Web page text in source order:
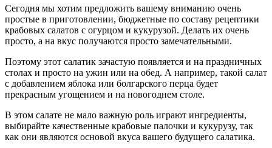
Сегодня мы хотим предложить вашему вниманию очень
простые в приготовлении, бюджетные по составу рецептики
крабовых салатов с огурцом и кукурузой. Делать их очень
просто, а на вкус получаются просто замечательными.
Поэтому этот салатик зачастую появляется и на праздничных
столах и просто на ужин или на обед. А например, такой салат
с добавлением яблока или болгарского перца будет
прекрасным угощением и на новогоднем столе.
В этом салате не мало важную роль играют ингредиенты,
выбирайте качественные крабовые палочки и кукурузу, так
как они являются основой вкуса вашего будущего салатика.